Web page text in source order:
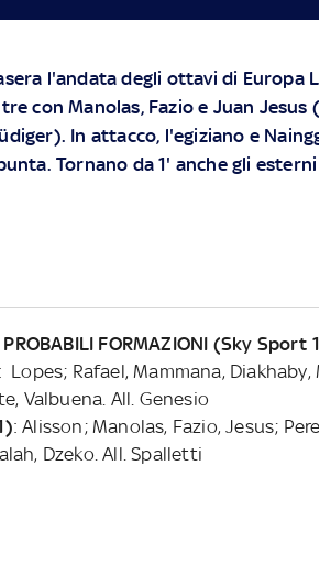
l'andata degli ottavi di Europa
con Manolas, Fazio e Juan
In attacco, l'egiziano e
Tornano da 1' anche gli
PROBABILI FORMAZIONI (Sky Sport
: Lopes; Rafael, Mammana,
Valbuena. All. Genesio
: Alisson; Manolas, Fazio, Jesus;
Dzeko. All. Spalletti